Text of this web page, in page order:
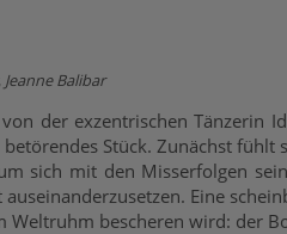
Balibar
der exzentrischen Tänzerin
Stück. Zunächst fühlt
sich mit den Misserfolgen
Eine
Weltruhm bescheren wird: der